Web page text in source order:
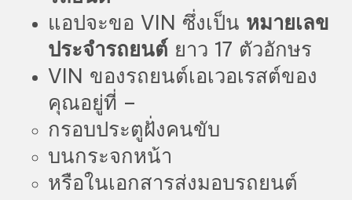
แอปจะขอ VIN ซึ่งเป็น หมายเลข
ประจำรถยนต์ ยาว 17 ตัวอักษร
VIN ของรถยนต์เอเวอเรสต์ของ
คุณอยู่ที่ –
กรอบประตูฝั่งคนขับ
บนกระจกหน้า
หรือในเอกสารส่งมอบรถยนต์